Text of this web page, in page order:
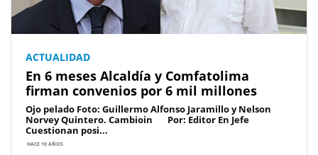
ACTUALIDAD
En 6 meses Alcaldía y Comfatolima
firman convenios por 6 mil millones
Ojo pelado Foto: Guillermo Alfonso Jaramillo y Nelson
Norvey Quintero. Cambioin Por: Editor En Jefe
Cuestionan posi...
HACE 10 AÑOS